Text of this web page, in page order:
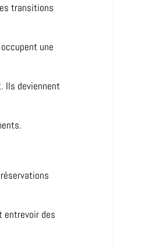
transitions
une
Ils deviennent
entrevoir des